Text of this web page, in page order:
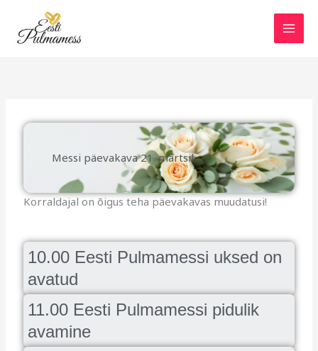
content
Messi päevakava 21. märtsil
Korraldajal on õigus teha päevakavas muudatusi!
10.00 Eesti Pulmamessi uksed on
avatud
11.00 Eesti Pulmamessi pidulik
avamine